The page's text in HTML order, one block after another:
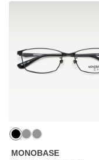
MONOBASE